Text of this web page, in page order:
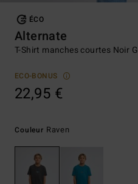
ÉCO
Alternate
T-Shirt manches courtes Noir
ECO-BONUS
22,95 €
Couleur Raven